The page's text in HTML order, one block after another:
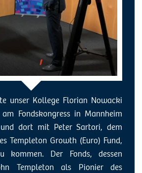
unser Kollege Florian Nowacki
Fondskongress in Mannheim
dort mit Peter Sartori, dem
Templeton Growth (Euro) Fund,
kommen. Der Fonds, dessen
Templeton als Pionier des